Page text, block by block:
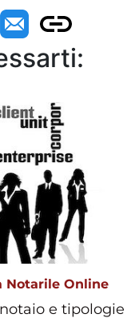
Notarile Online
e tipologie